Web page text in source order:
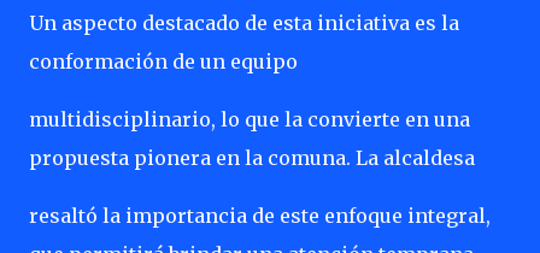
Un aspecto destacado de esta iniciativa es la
conformación de un equipo
multidisciplinario, lo que la convierte en una
propuesta pionera en la comuna. La alcaldesa
resaltó la importancia de este enfoque integral,